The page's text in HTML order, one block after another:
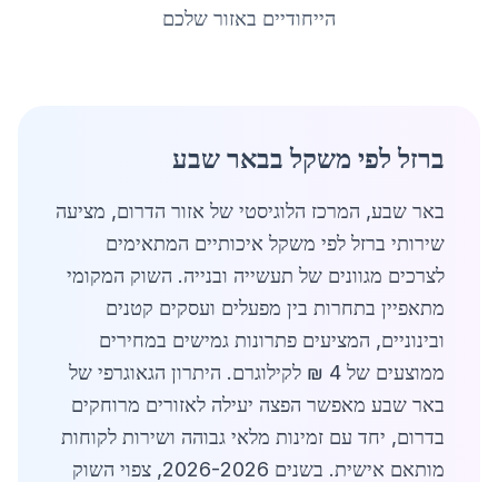
הייחודיים באזור שלכם
ברזל לפי משקל בבאר שבע
באר שבע, המרכז הלוגיסטי של אזור הדרום, מציעה
שירותי ברזל לפי משקל איכותיים המתאימים
לצרכים מגוונים של תעשייה ובנייה. השוק המקומי
מתאפיין בתחרות בין מפעלים ועסקים קטנים
ובינוניים, המציעים פתרונות גמישים במחירים
ממוצעים של 4 ₪ לקילוגרם. היתרון הגאוגרפי של
באר שבע מאפשר הפצה יעילה לאזורים מרוחקים
בדרום, יחד עם זמינות מלאי גבוהה ושירות לקוחות
מותאם אישית. בשנים 2026-2026, צפוי השוק